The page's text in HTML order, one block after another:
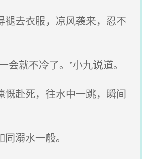
去衣服，凉风袭来，忍不
就不冷了。”小九说道。
赴死，往水中一跳，瞬间
溺水一般。